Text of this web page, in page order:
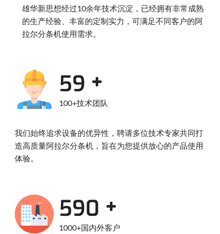
雄华新思想经过10余年技术沉淀，已经拥有非常成熟
的生产经验、丰富的定制实力，可满足不同客户的阿
拉尔分条机使用需求。
95
100+技术团队
我们始终追求设备的优异性，聘请多位技术专家共同打
造高质量阿拉尔分条机，旨在为您提供放心的产品使用
体验。
950
1000+国内外客户